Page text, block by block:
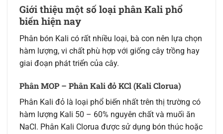
Giới thiệu một số loại phân Kali phổ
biến hiện nay
Phân bón Kali có rất nhiều loại, bà con nên lựa chọn
hàm lượng, vi chất phù hợp với giống cây trồng hay
giai đoạn phát triển của cây.
Phân MOP – Phân Kali đỏ KCl (Kali Clorua)
Phân Kali đỏ là loại phổ biến nhất trên thị trường có
hàm lượng Kali 50 – 60% nguyên chất và muối ăn
NaCl. Phân Kali Clorua được sử dụng bón thúc hoặc